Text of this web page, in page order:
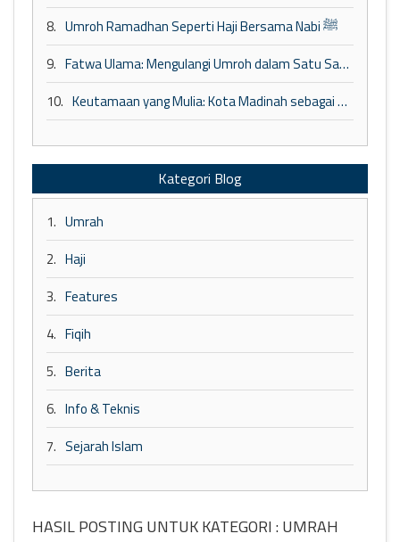
HASIL POSTING UNTUK KATEGORI : UMRAH
8.
Umroh Ramadhan Seperti Haji Bersama Nabi ﷺ
9.
Fatwa Ulama: Mengulangi Umroh dalam Satu Safar
10.
Keutamaan yang Mulia: Kota Madinah sebagai Tempat Penuh Berkah dan Perlindungan
Kategori Blog
1. Umrah
2. Haji
3. Features
4. Fiqih
5. Berita
6. Info & Teknis
7. Sejarah Islam